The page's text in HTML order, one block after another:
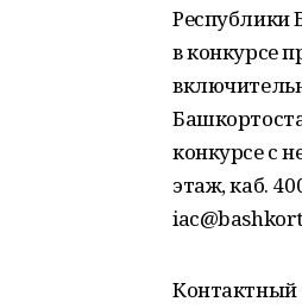
Республики
в конкурсе
конкурсе с
этаж, каб.
Контактный